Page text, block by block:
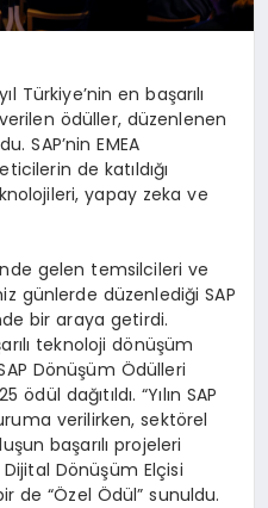
Türkiye’nin en başarılı
ödüller, düzenlenen
SAP’nin EMEA
de katıldığı
yapay zeka ve
gelen temsilcileri ve
günlerde düzenlediği SAP
bir araya getirdi.
teknoloji dönüşüm
Dönüşüm Ödülleri
dağıtıldı. “Yılın SAP
verilirken, sektörel
başarılı projeleri
Dijital Dönüşüm Elçisi
de “Özel Ödül” sunuldu.